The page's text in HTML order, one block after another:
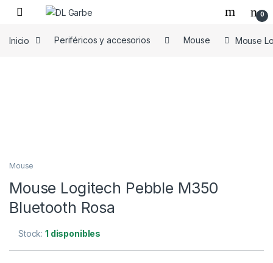
0
Inicio Periféricos y accesorios Mouse Mouse
Mouse
Mouse Logitech Pebble M350
Bluetooth Rosa
Stock:1 disponibles